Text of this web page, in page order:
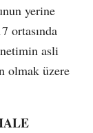
yerine
ortasında
asli
olmak üzere